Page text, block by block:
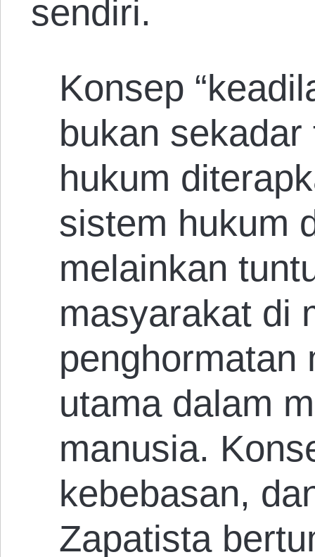
sendiri.
Konsep
bukan
hukum
sistem hukum
melainkan
masyarakat di
penghormatan
utama dalam
manusia.
kebebasan,
Zapatista